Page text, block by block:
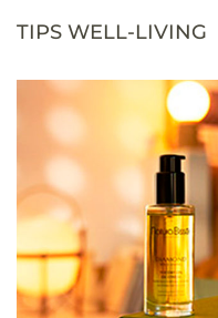
TIPS WELL-LIVING